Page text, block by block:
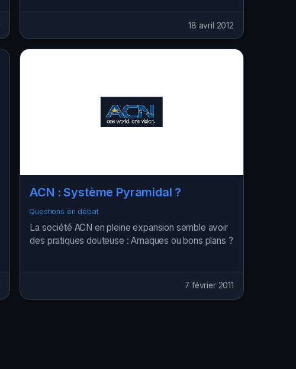
18 avril 2012
ACN : Système Pyramidal ?
Questions en débat
La société ACN en pleine expansion semble avoir
des pratiques douteuse : Arnaques ou bons plans ?
7 février 2011